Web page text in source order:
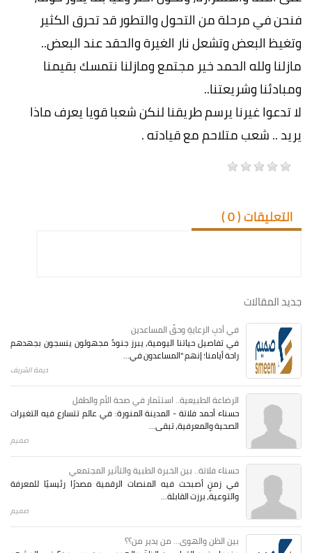
فنحن في مرحلة من التحول والتطور قد تحرق الكثير
وتغيظ البعض وتشعل نار الغيرة والحقد عند البعض..
مازلنا ولله الحمد خير مجتمع ومازلنا نتمسك بقيمنا
ومبادئنا وشريعتنا..
لا تدعوا غيرنا يرسم طريقنا لنكن شعبا قويا يعرف ماذا
يريد .. شعب متلاحم مع قيادته .
التعليقات (0
)
جديد المقالات
في أدبِ الرعايةِ وحقِّ المساعدين
في تفاصيل حياتنا اليومية، يبرز جنودٌ مجهولون ينسجون بجهدهم
راحة أيامنا؛ إنهم "المساعدون في...
ديمة الشريف
الرضاعة الطبيعية.. استثمار في صحة الأم والطفل
حسناء أحمد فلاتة - المدينة المنورة: في عالم تتسارع فيه التغيرات
الصحية والمعرفية، تبقى...
صميم
حسناء فلاتة.. بين الخبرة الطبية والتأثير المجتمعي
في زمنٍ أصبحت فيه المنصات الرقمية مصدرًا رئيسيًا للمعرفة
والتوعية، برزت القابلة...
صميم
بين الظن والهوى... من يدير من؟؟